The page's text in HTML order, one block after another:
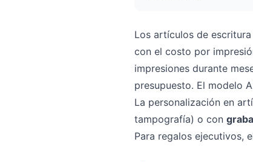
Los artículos de
con el costo por
impresiones durante
presupuesto. El modelo
La personalización en
tampografía) o con
Para regalos ejecutivos,